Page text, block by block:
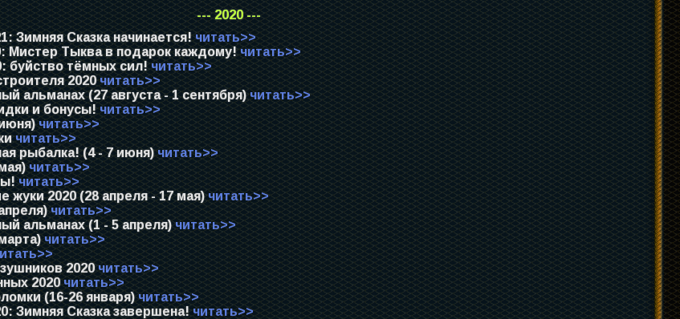
--- 2020 ---
Зимняя Сказка начинается! читать>>
Мистер Тыква в подарок каждому! читать>>
буйство тёмных сил! читать>>
2020читать>>
альманах (27 августа - 1 сентября) читать>>
и бонусы! читать>>
читать>>
читать>>
рыбалка! (4 - 7 июня)читать>>
читать>>
читать>>
жуки 2020 (28 апреля - 17 мая) читать>>
читать>>
альманах (1 - 5 апреля) читать>>
читать>>
2020 читать>>
2020 читать>>
(16-26 января) читать>>
Зимняя Сказка завершена! читать>>